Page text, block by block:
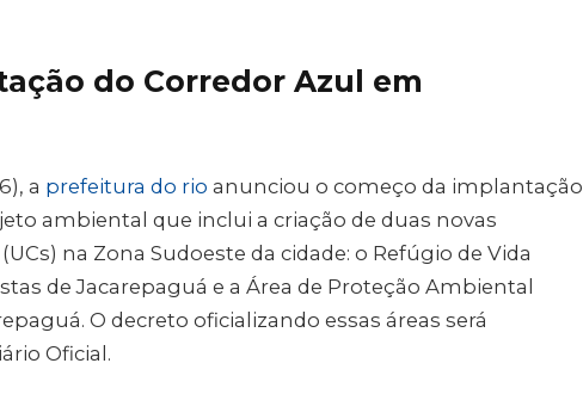
do Corredor Azul em
a prefeitura do rio anunciou o começo da implantação
ambiental que inclui a criação de duas novas
(UCs) na Zona Sudoeste da cidade: o Refúgio de Vida
de Jacarepaguá e a Área de Proteção Ambiental
O decreto oficializando essas áreas será
Oficial.